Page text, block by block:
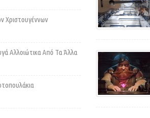
Χριστουγέννων
Αλλοιώτικα Από Τα Άλλα